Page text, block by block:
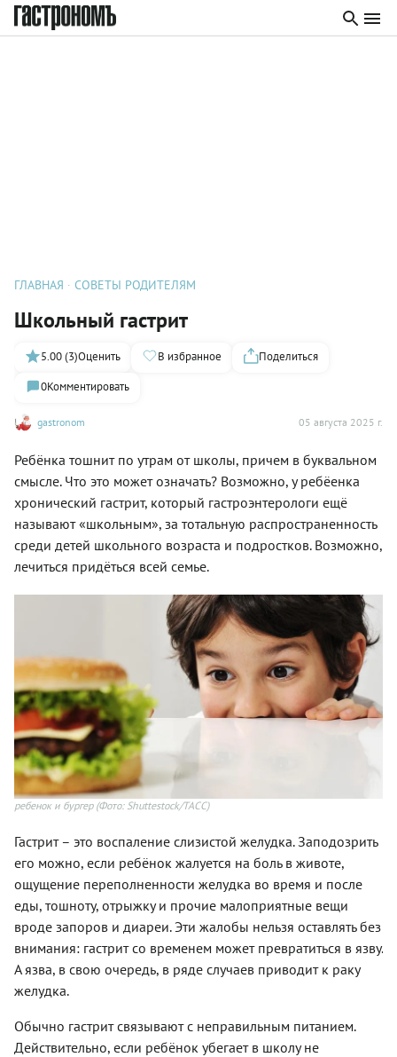
ГЛАВНАЯ СОВЕТЫ РОДИТЕЛЯМ
Школьный гастрит
gastronom 05 августа 2025 г.
5.00 (3)Оценить В избранное
Поделиться
0Комментировать
Ребёнка тошнит по утрам от школы, причем в буквальном
смысле. Что это может означать? Возможно, у ребёенка
хронический гастрит, который гастроэнтерологи ещё
называют «школьным», за тотальную распространенность
среди детей школьного возраста и подростков. Возможно,
лечиться придёться всей семье.
ребенок и бургер(Фото: Shuttestock/ТАСС)
Гастрит – это воспаление слизистой желудка. Заподозрить
его можно, если ребёнок жалуется на боль в животе,
ощущение переполненности желудка во время и после
еды, тошноту, отрыжку и прочие малоприятные вещи
вроде запоров и диареи. Эти жалобы нельзя оставлять без
внимания: гастрит со временем может превратиться в язву.
А язва, в свою очередь, в ряде случаев приводит к раку
желудка.
Обычно гастрит связывают с неправильным питанием.
Действительно, если ребёнок убегает в школу не